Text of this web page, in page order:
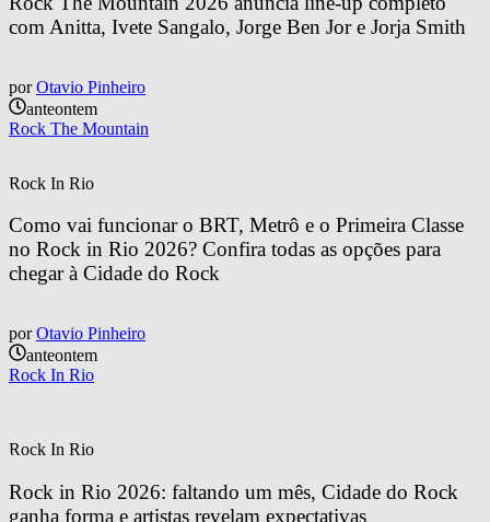
com Anitta, Ivete Sangalo, Jorge Ben Jor e Jorja Smith
por Otavio Pinheiro
anteontem
Rock The Mountain
Rock In Rio
Como vai funcionar o BRT, Metrô e o Primeira Classe
no Rock in Rio 2026? Confira todas as opções para
chegar à Cidade do Rock
por Otavio Pinheiro
anteontem
Rock In Rio
Rock In Rio
Rock in Rio 2026: faltando um mês, Cidade do Rock
ganha forma e artistas revelam expectativas